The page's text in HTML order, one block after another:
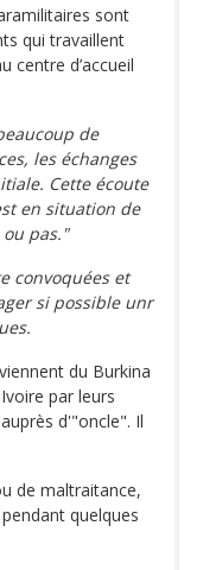
sont
qui travaillent
centre d’accueil
de
les échanges
Cette écoute
en situation de
pas."
convoquées et
si possible unr
du Burkina
par leurs
d'"oncle". Il
de maltraitance,
quelques